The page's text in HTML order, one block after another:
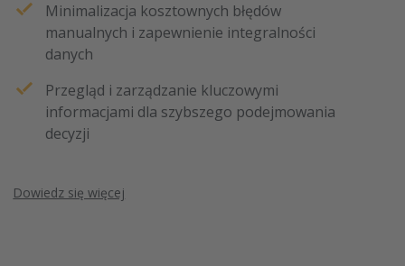
Minimalizacja kosztownych błędów
manualnych i zapewnienie integralności
danych
Przegląd i zarządzanie kluczowymi
informacjami dla szybszego podejmowania
decyzji
Dowiedz się więcej